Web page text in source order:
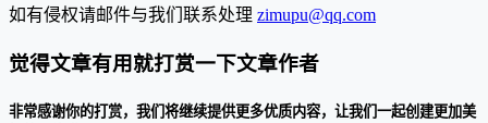
如有侵权请邮件与我们联系处理 zimupu@qq.com
觉得文章有用就打赏一下文章作者
非常感谢你的打赏，我们将继续提供更多优质内容，让我们一起创建更加美